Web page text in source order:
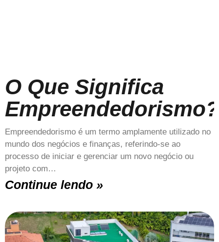
O Que Significa
Empreendedorismo?
Empreendedorismo é um termo amplamente utilizado no
mundo dos negócios e finanças, referindo-se ao
processo de iniciar e gerenciar um novo negócio ou
projeto com…
Continue lendo »